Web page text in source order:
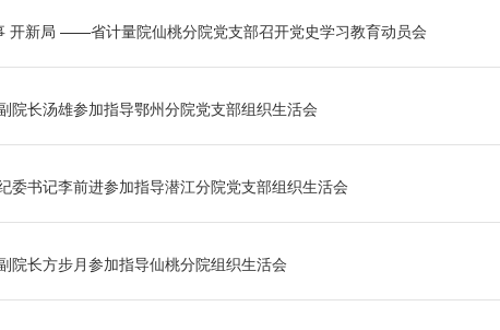
开新局 ——省计量院仙桃分院党支部召开党史学习教育动员会
院长汤雄参加指导鄂州分院党支部组织生活会
委书记李前进参加指导潜江分院党支部组织生活会
院长方步月参加指导仙桃分院组织生活会